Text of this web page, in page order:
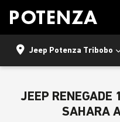
Jeep Potenza Tribobo
JEEP RENEGADE
SAHARA